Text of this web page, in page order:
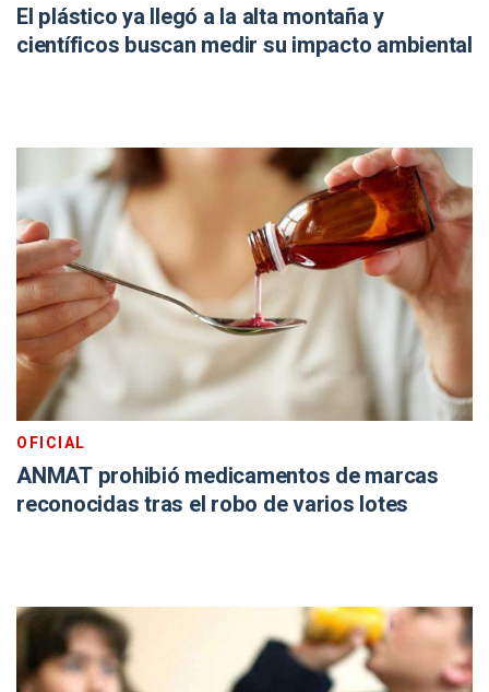
El plástico ya llegó a la alta montaña y
científicos buscan medir su impacto ambiental
OFICIAL
ANMAT prohibió medicamentos de marcas
reconocidas tras el robo de varios lotes